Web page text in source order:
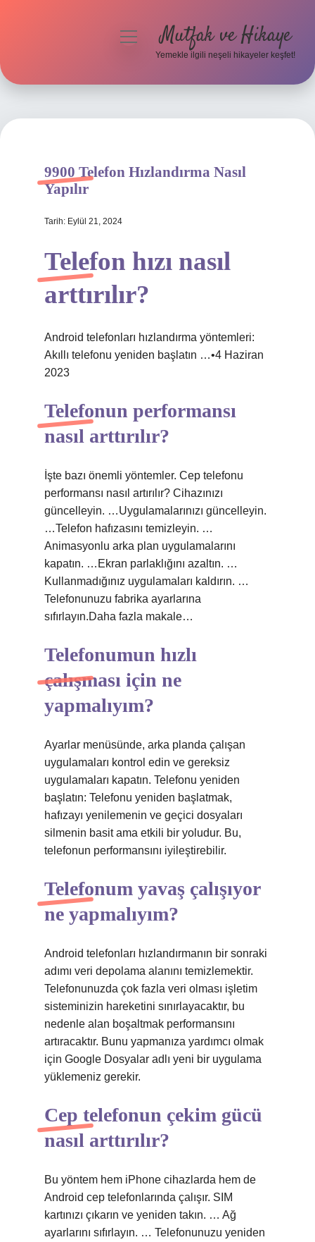
Hakkımızda
menüyüMutfak ve Hikaye
Yemekle ilgili neşeli hikayeler keşfet!
9900 Telefon Hızlandırma Nasıl
Yapılır
Tarih: Eylül 21, 2024
Telefon hızı nasıl
arttırılır?
Android telefonları hızlandırma yöntemleri:
Akıllı telefonu yeniden başlatın …•4 Haziran
2023
Telefonun performansı
nasıl arttırılır?
İşte bazı önemli yöntemler. Cep telefonu
performansı nasıl artırılır? Cihazınızı
güncelleyin. …Uygulamalarınızı güncelleyin.
…Telefon hafızasını temizleyin. …
Animasyonlu arka plan uygulamalarını
kapatın. …Ekran parlaklığını azaltın. …
Kullanmadığınız uygulamaları kaldırın. …
Telefonunuzu fabrika ayarlarına
sıfırlayın.Daha fazla makale…
Telefonumun hızlı
çalışması için ne
yapmalıyım?
Ayarlar menüsünde, arka planda çalışan
uygulamaları kontrol edin ve gereksiz
uygulamaları kapatın. Telefonu yeniden
başlatın: Telefonu yeniden başlatmak,
hafızayı yenilemenin ve geçici dosyaları
silmenin basit ama etkili bir yoludur. Bu,
telefonun performansını iyileştirebilir.
Telefonum yavaş çalışıyor
ne yapmalıyım?
Android telefonları hızlandırmanın bir sonraki
adımı veri depolama alanını temizlemektir.
Telefonunuzda çok fazla veri olması işletim
sisteminizin hareketini sınırlayacaktır, bu
nedenle alan boşaltmak performansını
artıracaktır. Bunu yapmanıza yardımcı olmak
için Google Dosyalar adlı yeni bir uygulama
yüklemeniz gerekir.
Cep telefonun çekim gücü
nasıl arttırılır?
Bu yöntem hem iPhone cihazlarda hem de
Android cep telefonlarında çalışır. SIM
kartınızı çıkarın ve yeniden takın. … Ağ
ayarlarını sıfırlayın. … Telefonunuzu yeniden